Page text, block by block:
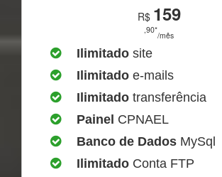
R$ 159
,90*
/mês
Ilimitadosite
Ilimitado e-mails
Ilimitadotransferência
Painel CPNAEL
Banco de Dados MySql
Ilimitado Conta FTP